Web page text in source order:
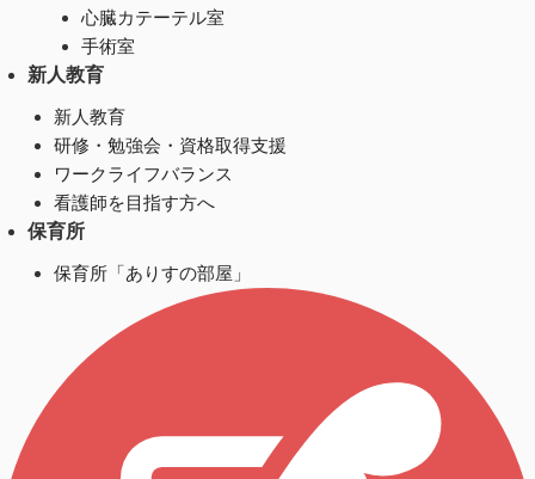
心臓カテーテル室
手術室
新人教育
新人教育
研修・勉強会・資格取得支援
ワークライフバランス
看護師を目指す方へ
保育所
保育所「ありすの部屋」